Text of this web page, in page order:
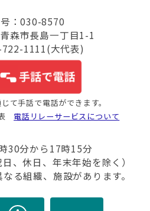
：030-8570
森市長島一丁目1-1
1111(大代表)
て手話で電話ができます。
電話リレーサービスについて
30分から17時15分
、休日、年末年始を除く）
る組織、施設があります。